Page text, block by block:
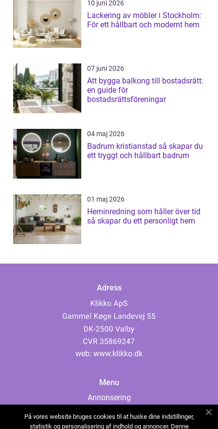
10 juni 2026
Lackering av möbler i Stockholm:
För ett hållbart och modernt hem
07 juni 2026
Att bygga balkong till bostadsrätt:
en guide för
bostadsrättsföreningar
04 maj 2026
Badrum kristianstad så skapar du
ett tryggt och hållbart badrum
01 maj 2026
Heminredning som håller över tid
så skapar du ett personligt hem
Adress
web: www.klikko.dk
Menu
Annonsering
Cookies
På vores website bruges cookies til at huske dine indstillinger,
statistik og personalisering af indhold og annoncer. Denne